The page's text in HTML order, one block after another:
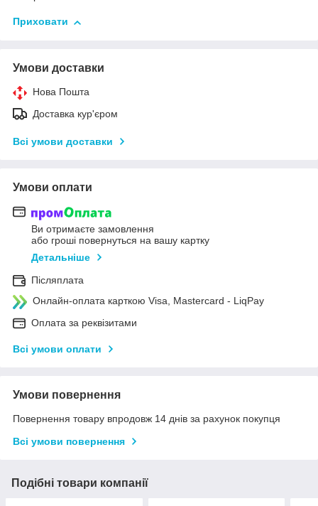
Приховати
Умови доставки
Нова Пошта
Доставка кур'єром
Всі умови доставки
Умови оплати
Ви отримаєте замовлення
або гроші повернуться на вашу картку
Детальніше
Післяплата
Онлайн-оплата карткою Visa, Mastercard - LiqPay
Оплата за реквізитами
Всі умови оплати
Умови повернення
Повернення товару впродовж 14 днів за рахунок покупця
Всі умови повернення
Подібні товари компанії